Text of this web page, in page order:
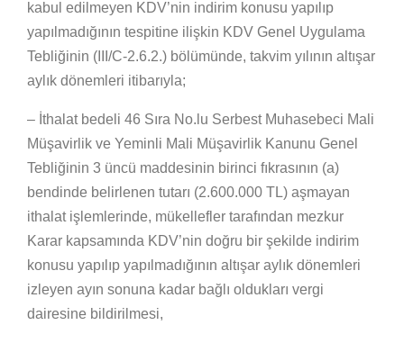
kabul edilmeyen KDV’nin indirim konusu yapılıp
yapılmadığının tespitine ilişkin KDV Genel Uygulama
Tebliğinin (III/C-2.6.2.) bölümünde, takvim yılının altışar
aylık dönemleri itibarıyla;
– İthalat bedeli 46 Sıra No.lu Serbest Muhasebeci Mali
Müşavirlik ve Yeminli Mali Müşavirlik Kanunu Genel
Tebliğinin 3 üncü maddesinin birinci fıkrasının (a)
bendinde belirlenen tutarı (2.600.000 TL) aşmayan
ithalat işlemlerinde, mükellefler tarafından mezkur
Karar kapsamında KDV’nin doğru bir şekilde indirim
konusu yapılıp yapılmadığının altışar aylık dönemleri
izleyen ayın sonuna kadar bağlı oldukları vergi
dairesine bildirilmesi,